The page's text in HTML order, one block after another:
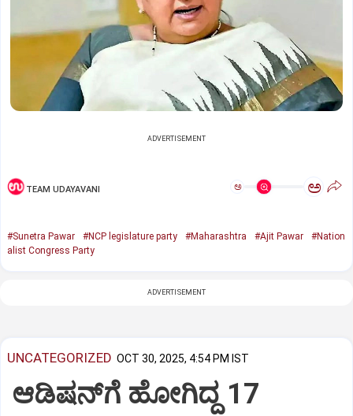
ADVERTISEMENT
TEAM UDAYAVANI ಅ ಅ
#Sunetra Pawar #NCP legislature party #Maharashtra #Ajit Pawar
#Nation
alist Congress Party
ADVERTISEMENT
UNCATEGORIZED OCT 30, 2025, 4:54 PM IST
ಆಡಿಷನ್‌ಗೆ ಹೋಗಿದ್ದ 17